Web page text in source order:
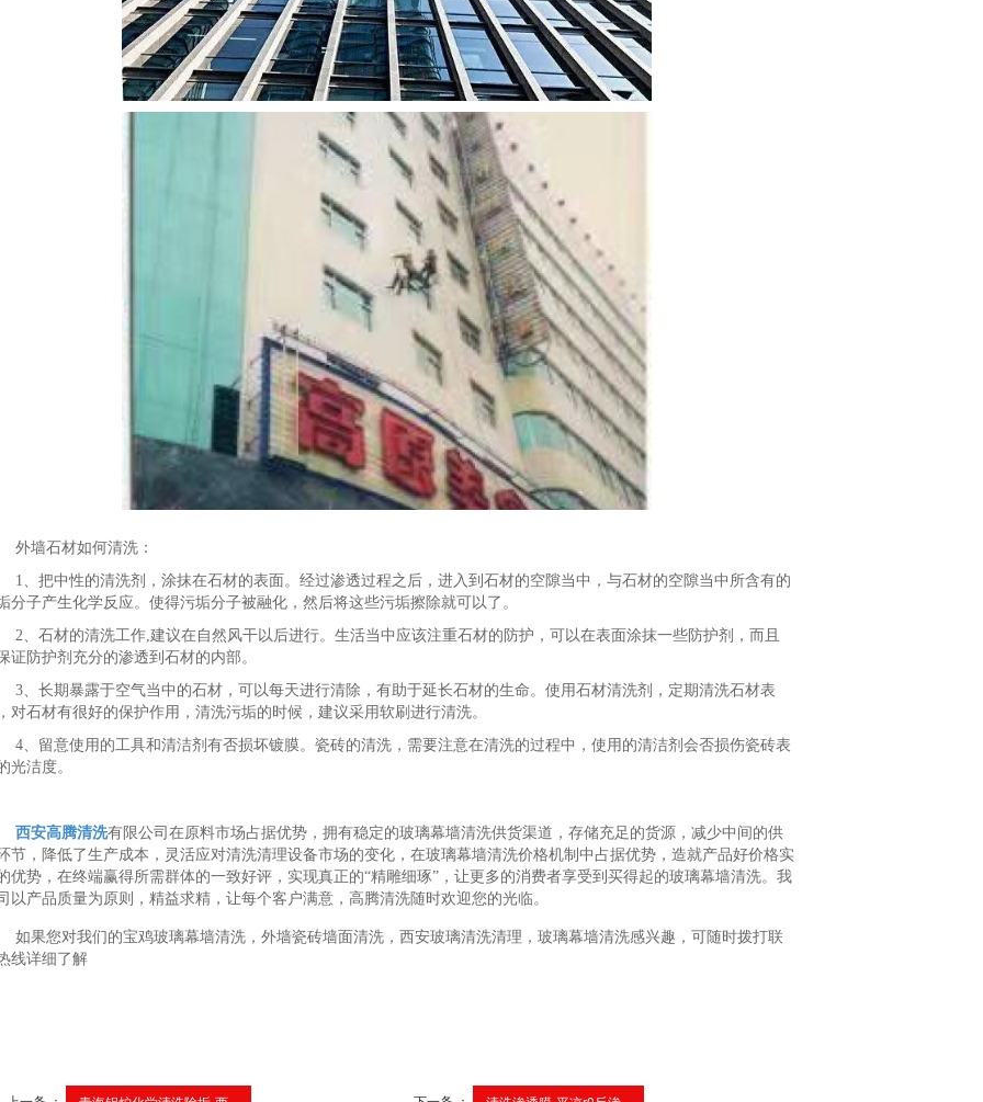
外墙石材如何清洗：
1、把中性的清洗剂，涂抹在石材的表面。经过渗透过程之后，进入到石材的空隙当中，与石材的空隙当中所含有的
分子产生化学反应。使得污垢分子被融化，然后将这些污垢擦除就可以了。
2、石材的清洗工作,建议在自然风干以后进行。生活当中应该注重石材的防护，可以在表面涂抹一些防护剂，而且
证防护剂充分的渗透到石材的内部。
3、长期暴露于空气当中的石材，可以每天进行清除，有助于延长石材的生命。使用石材清洗剂，定期清洗石材表
对石材有很好的保护作用，清洗污垢的时候，建议采用软刷进行清洗。
4、留意使用的工具和清洁剂有否损坏镀膜。瓷砖的清洗，需要注意在清洗的过程中，使用的清洁剂会否损伤瓷砖表
光洁度。
西安高腾清洗有限公司在原料市场占据优势，拥有稳定的玻璃幕墙清洗供货渠道，存储充足的货源，减少中间的供
节，降低了生产成本，灵活应对清洗清理设备市场的变化，在玻璃幕墙清洗价格机制中占据优势，造就产品好价格实
优势，在终端赢得所需群体的一致好评，实现真正的“精雕细琢”，让更多的消费者享受到买得起的玻璃幕墙清洗。我
以产品质量为原则，精益求精，让每个客户满意，高腾清洗随时欢迎您的光临。
如果您对我们的宝鸡玻璃幕墙清洗，外墙瓷砖墙面清洗，西安玻璃清洗清理，玻璃幕墙清洗感兴趣，可随时拨打联
线详细了解